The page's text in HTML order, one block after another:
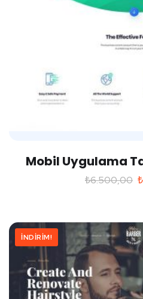
Mobil Uygulama
₺6.500,00 ₺
İNDIRIM!